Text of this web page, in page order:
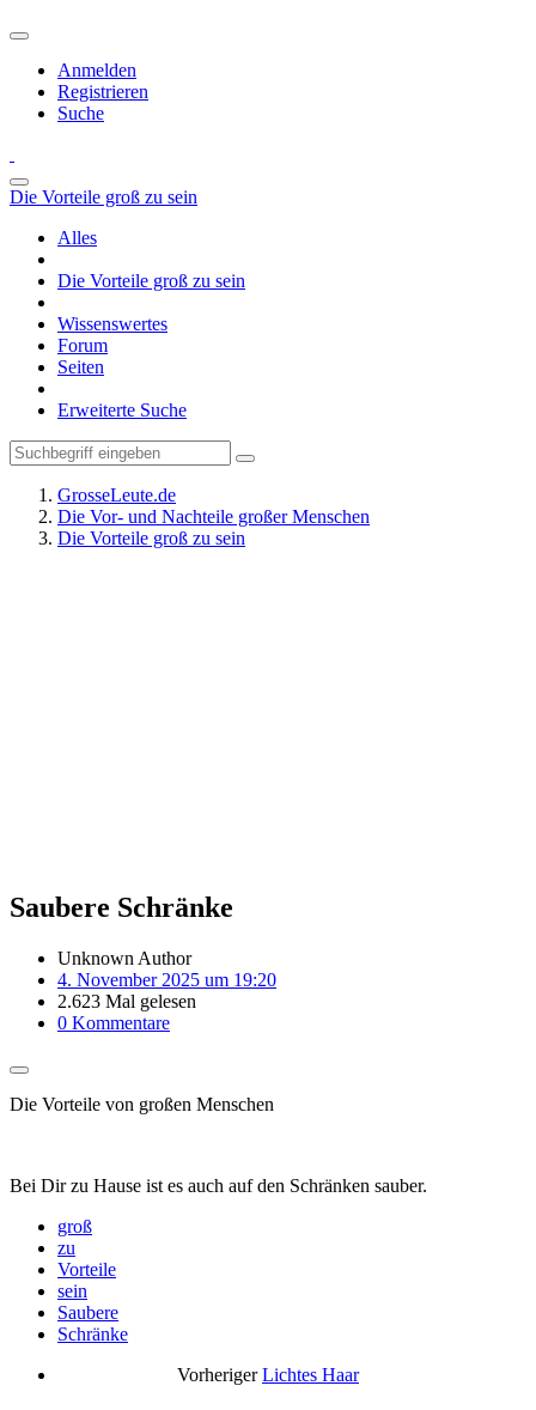
Anmelden
Registrieren
Suche
Die Vorteile groß zu sein
Alles
Die Vorteile groß zu sein
Wissenswertes
Forum
Seiten
Erweiterte Suche
GrosseLeute.de
Die Vor- und Nachteile großer Menschen
Die Vorteile groß zu sein
Saubere Schränke
Unknown Author
4. November 2025 um 19:20
2.623 Mal gelesen
0 Kommentare
Die Vorteile von großen Menschen
Bei Dir zu Hause ist es auch auf den Schränken sauber.
groß
zu
Vorteile
sein
Saubere
Schränke
Vorheriger Lichtes Haar